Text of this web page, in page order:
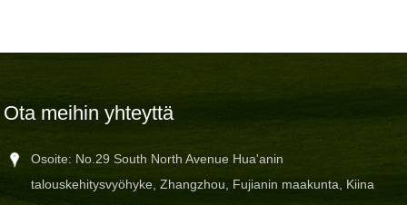
Ota meihin yhteyttä
Osoite: No.29 South North Avenue Hua'anin
talouskehitysvyöhyke, Zhangzhou, Fujianin maakunta, Kiina